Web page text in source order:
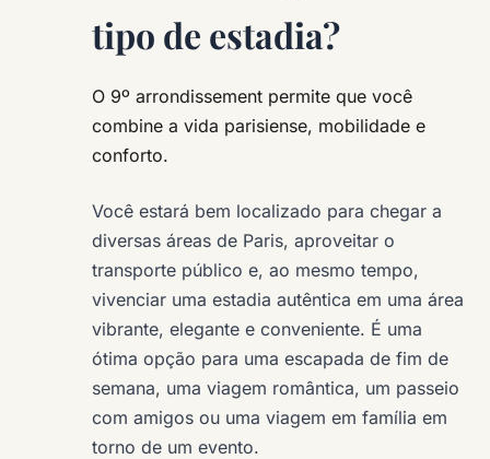
tipo de estadia?
O 9º arrondissement permite que você
combine a vida parisiense, mobilidade e
conforto.
Você estará bem localizado para chegar a
diversas áreas de Paris, aproveitar o
transporte público e, ao mesmo tempo,
vivenciar uma estadia autêntica em uma área
vibrante, elegante e conveniente. É uma
ótima opção para uma escapada de fim de
semana, uma viagem romântica, um passeio
com amigos ou uma viagem em família em
torno de um evento.